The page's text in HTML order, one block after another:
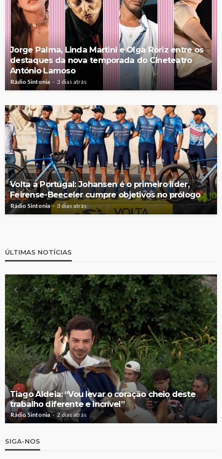
Jorge Palma, Linda Martini e Olga Roriz entre os
destaques da nova temporada do Cineteatro
António Lamoso
Rádio Sintonia 3 dias atrás
Volta a Portugal: Johansen é o primeiro líder,
Feirense-Beeceler cumpre objetivos no prólogo
Rádio Sintonia 3 dias atrás
ÚLTIMAS NOTÍCIAS
Tiago Aldeia: “Vou levar o coração cheio deste
trabalho diferente e incrível”
Rádio Sintonia 2 dias atrás
SIGA-NOS